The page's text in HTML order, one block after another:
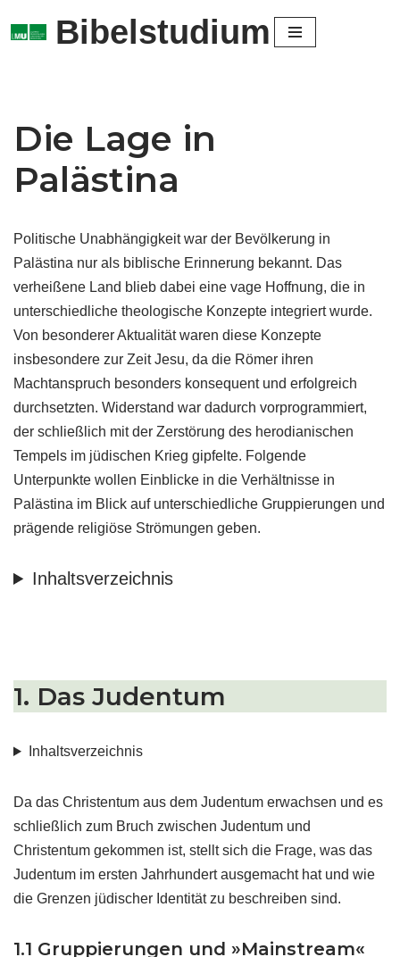
Bibelstudium
Die Lage in
Palästina
Politische Unabhängigkeit war der Bevölkerung in
Palästina nur als biblische Erinnerung bekannt. Das
verheißene Land blieb dabei eine vage Hoffnung, die in
unterschiedliche theologische Konzepte integriert wurde.
Von besonderer Aktualität waren diese Konzepte
insbesondere zur Zeit Jesu, da die Römer ihren
Machtanspruch besonders konsequent und erfolgreich
durchsetzten. Widerstand war dadurch vorprogrammiert,
der schließlich mit der Zerstörung des herodianischen
Tempels im jüdischen Krieg gipfelte. Folgende
Unterpunkte wollen Einblicke in die Verhältnisse in
Palästina im Blick auf unterschiedliche Gruppierungen und
prägende religiöse Strömungen geben.
Inhaltsverzeichnis
1. Das Judentum
Inhaltsverzeichnis
Da das Christentum aus dem Judentum erwachsen und es
schließlich zum Bruch zwischen Judentum und
Christentum gekommen ist, stellt sich die Frage, was das
Judentum im ersten Jahrhundert ausgemacht hat und wie
die Grenzen jüdischer Identität zu beschreiben sind.
1.1 Gruppierungen und »Mainstream«